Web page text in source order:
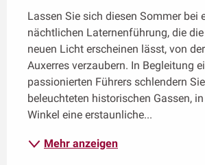
Lassen Sie sich diesen Sommer bei
nächtlichen Laternenführung, die
neuen Licht erscheinen lässt, von
Auxerres verzaubern. In Begleitung
passionierten Führers schlendern
beleuchteten historischen Gassen,
Winkel eine erstaunliche...
Mehr anzeigen